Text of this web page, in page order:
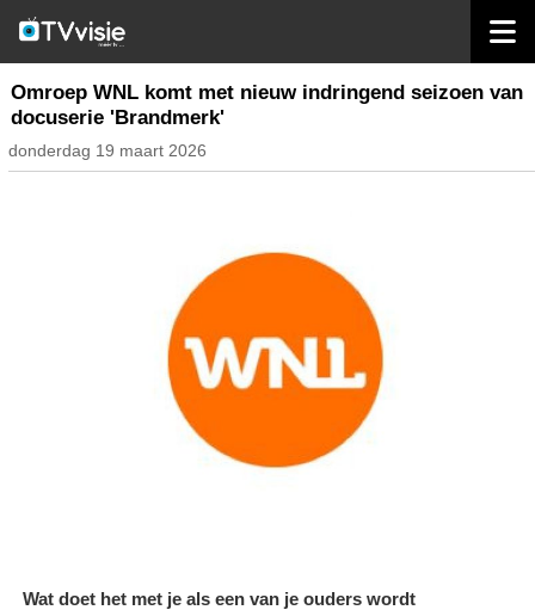
nieuws nederland
Omroep WNL komt met nieuw indringend seizoen van
docuserie 'Brandmerk'
donderdag 19 maart 2026
Wat doet het met je als een van je ouders wordt